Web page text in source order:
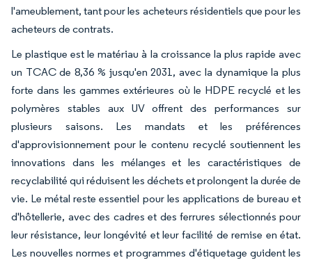
l'ameublement, tant pour les acheteurs résidentiels que pour les
acheteurs de contrats.
Le plastique est le matériau à la croissance la plus rapide avec
un TCAC de 8,36 % jusqu'en 2031, avec la dynamique la plus
forte dans les gammes extérieures où le HDPE recyclé et les
polymères stables aux UV offrent des performances sur
plusieurs saisons. Les mandats et les préférences
d'approvisionnement pour le contenu recyclé soutiennent les
innovations dans les mélanges et les caractéristiques de
recyclabilité qui réduisent les déchets et prolongent la durée de
vie. Le métal reste essentiel pour les applications de bureau et
d'hôtellerie, avec des cadres et des ferrures sélectionnés pour
leur résistance, leur longévité et leur facilité de remise en état.
Les nouvelles normes et programmes d'étiquetage guident les